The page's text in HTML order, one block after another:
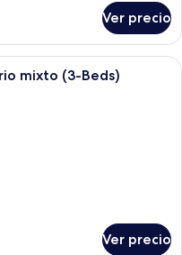
Ver precio
con tres camas
mixto (3-Beds)
Ver precio